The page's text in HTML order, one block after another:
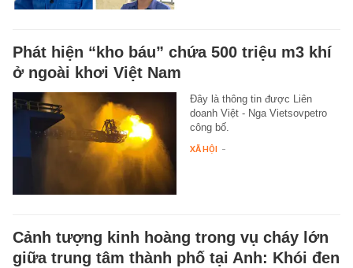
Phát hiện “kho báu” chứa 500 triệu m3 khí
ở ngoài khơi Việt Nam
Đây là thông tin được Liên
doanh Việt - Nga Vietsovpetro
công bố.
XÃ HỘI -
Cảnh tượng kinh hoàng trong vụ cháy lớn
giữa trung tâm thành phố tại Anh: Khói đen